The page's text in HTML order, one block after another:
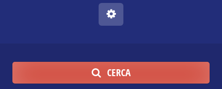
CERCA